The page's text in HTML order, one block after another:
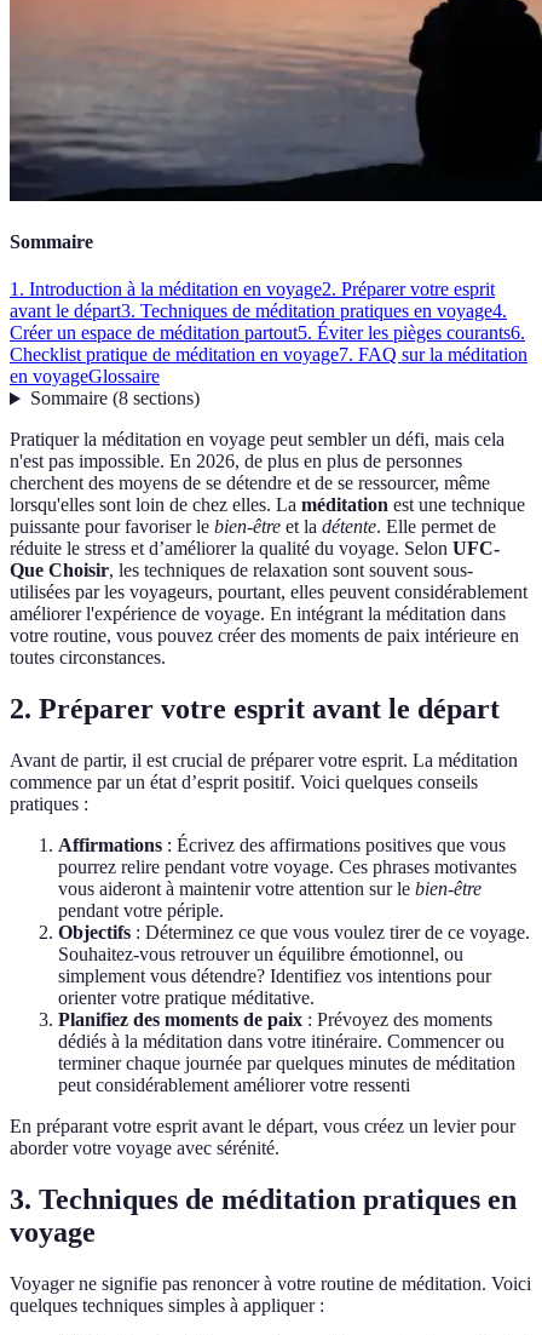
Sommaire
1. Introduction à la méditation en voyage2. Préparer votre esprit
avant le départ3. Techniques de méditation pratiques en voyage4.
Créer un espace de méditation partout5. Éviter les pièges courants6.
Checklist pratique de méditation en voyage7. FAQ sur la méditation
en voyageGlossaire
Sommaire(8 sections)
Pratiquer la méditation en voyage peut sembler un défi, mais cela
n'est pas impossible. En 2026, de plus en plus de personnes
cherchent des moyens de se détendre et de se ressourcer, même
lorsqu'elles sont loin de chez elles. La méditation est une technique
puissante pour favoriser le bien-être et la détente. Elle permet de
réduite le stress et d’améliorer la qualité du voyage. Selon UFC-
Que Choisir, les techniques de relaxation sont souvent sous-
utilisées par les voyageurs, pourtant, elles peuvent considérablement
améliorer l'expérience de voyage. En intégrant la méditation dans
votre routine, vous pouvez créer des moments de paix intérieure en
toutes circonstances.
2. Préparer votre esprit avant le départ
Avant de partir, il est crucial de préparer votre esprit. La méditation
commence par un état d’esprit positif. Voici quelques conseils
pratiques :
Affirmations : Écrivez des affirmations positives que vous
pourrez relire pendant votre voyage. Ces phrases motivantes
vous aideront à maintenir votre attention sur le bien-être
pendant votre périple.
Objectifs : Déterminez ce que vous voulez tirer de ce voyage.
Souhaitez-vous retrouver un équilibre émotionnel, ou
simplement vous détendre? Identifiez vos intentions pour
orienter votre pratique méditative.
Planifiez des moments de paix : Prévoyez des moments
dédiés à la méditation dans votre itinéraire. Commencer ou
terminer chaque journée par quelques minutes de méditation
peut considérablement améliorer votre ressenti
En préparant votre esprit avant le départ, vous créez un levier pour
aborder votre voyage avec sérénité.
3. Techniques de méditation pratiques en
voyage
Voyager ne signifie pas renoncer à votre routine de méditation. Voici
quelques techniques simples à appliquer :